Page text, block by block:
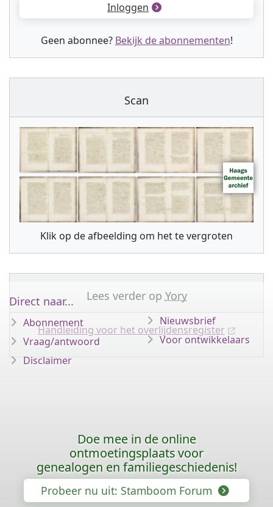
Inloggen
Geen abonnee? Bekijk de abonnementen!
Scan
Klik op de afbeelding om het te vergroten
Lees verder op Yory
Handleiding voor het overlijdensregister
Direct naar...
Abonnement
Vraag/antwoord
Disclaimer
Nieuwsbrief
Voor ontwikkelaars
Doe mee in de online
ontmoetingsplaats voor
genealogen en familiegeschiedenis!
Probeer nu uit: Stamboom Forum